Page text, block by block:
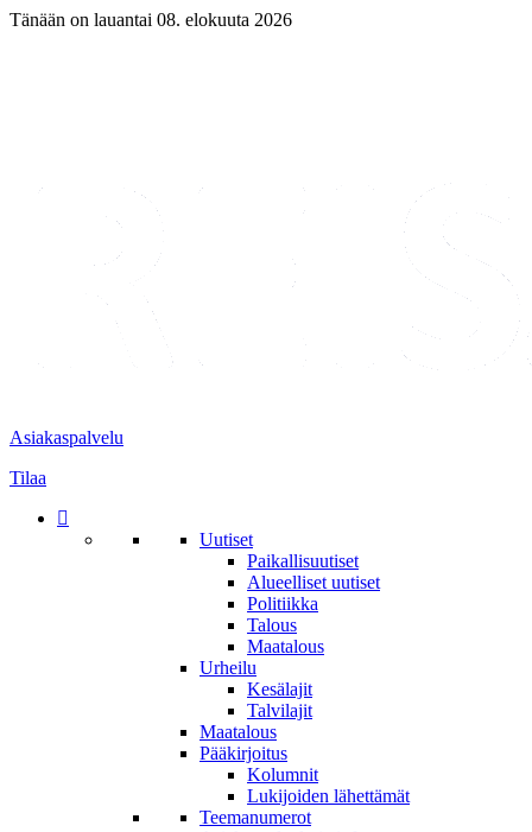
Tänään on lauantai 08. elokuuta 2026
Asiakaspalvelu
Tilaa
Uutiset
Paikallisuutiset
Alueelliset uutiset
Politiikka
Talous
Maatalous
Urheilu
Kesälajit
Talvilajit
Maatalous
Pääkirjoitus
Kolumnit
Lukijoiden lähettämät
Teemanumerot